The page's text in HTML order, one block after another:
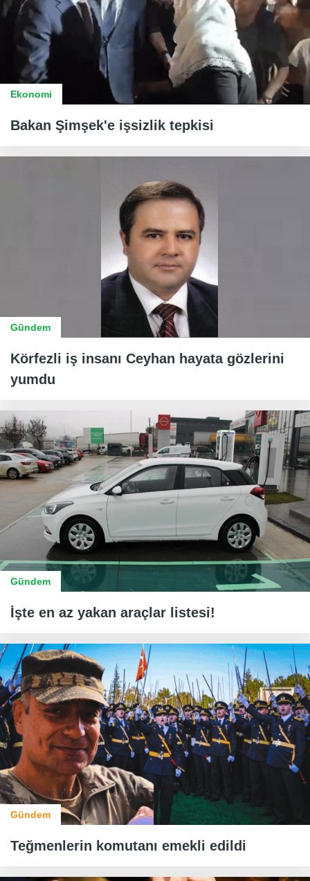
Ekonomi
Bakan Şimşek'e işsizlik tepkisi
Gündem
Körfezli iş insanı Ceyhan hayata gözlerini
yumdu
Gündem
İşte en az yakan araçlar listesi!
Gündem
Teğmenlerin komutanı emekli edildi